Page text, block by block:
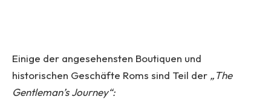
Einige der angesehensten Boutiquen und
historischen Geschäfte Roms sind Teil der „The
Gentleman’s Journey“: